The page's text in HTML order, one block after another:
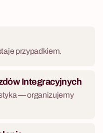
przypadkiem.
Integracyjnych
— organizujemy